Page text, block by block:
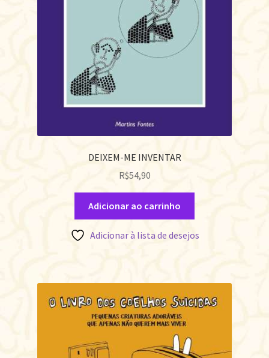
DEIXEM-ME INVENTAR
R$54,90
Adicionar ao carrinho
Adicionar à lista de desejos